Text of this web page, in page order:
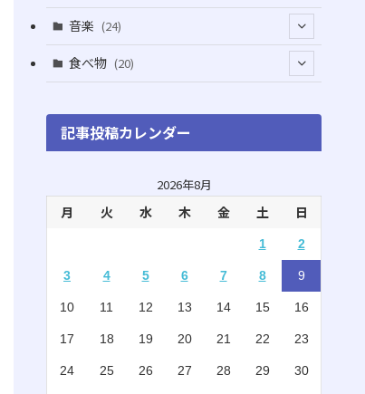
(3)
(4)
(4)
(6)
(75)
(7)
(22)
(1)
(5)
(8)
(5)
(10)
(15)
音楽 (24)
(18)
食べ物 (20)
(6)
記事投稿カレンダー
2026年8月
月 火 水 木 金 土 日
1 2
3 4 5 6 7 8 9
10 11 12 13 14 15 16
17 18 19 20 21 22 23
24 25 26 27 28 29 30